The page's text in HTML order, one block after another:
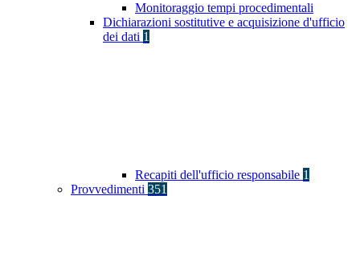
Monitoraggio tempi procedimentali
Dichiarazioni sostitutive e acquisizione d'ufficio
dei dati 1
Recapiti dell'ufficio responsabile 1
Provvedimenti 351